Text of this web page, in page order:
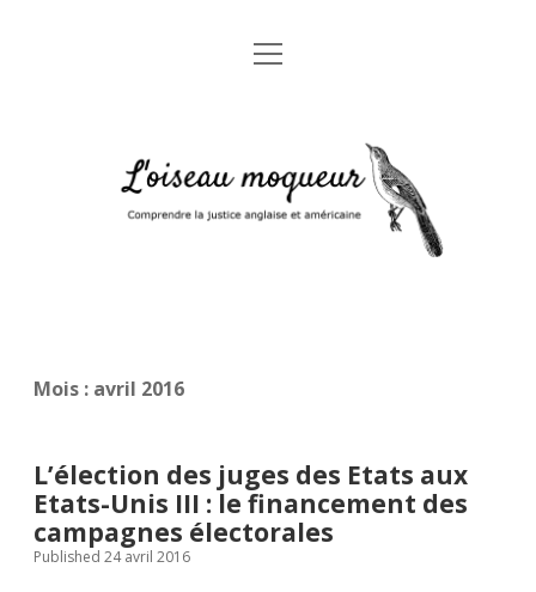
Accueil
Mentions légales
Glossaire juridique anglais-français
open
moqueur
Mois : avril 2016
L’élection des juges des Etats aux
Etats-Unis III : le financement des
campagnes électorales
Published 24 avril 2016